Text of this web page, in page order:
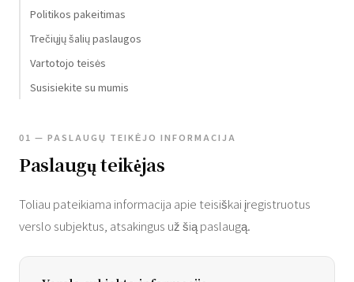
Politikos pakeitimas
Trečiųjų šalių paslaugos
Vartotojo teisės
Susisiekite su mumis
01 — PASLAUGŲ TEIKĖJO INFORMACIJA
Paslaugų teikėjas
Toliau pateikiama informacija apie teisiškai įregistruotus
verslo subjektus, atsakingus už šią paslaugą.